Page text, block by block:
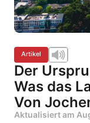
Artikel
Der
Was das
Von
Aktualisiert am